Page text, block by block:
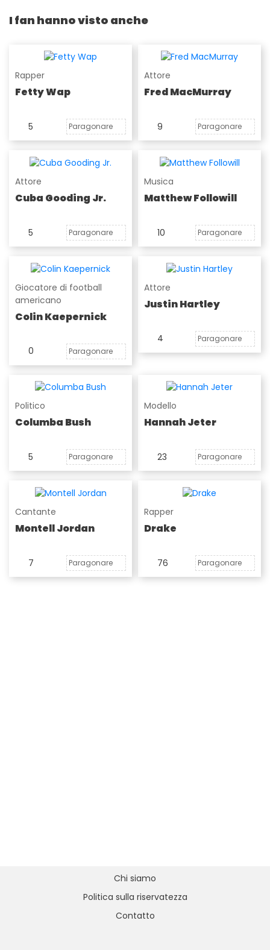
I fan hanno visto anche
Rapper
Fetty Wap
5 Paragonare
Attore
Fred MacMurray
9 Paragonare
Attore
Cuba Gooding Jr.
5 Paragonare
Musica
Matthew Followill
10 Paragonare
Giocatore di football
americano
Colin Kaepernick
0 Paragonare
Attore
Justin Hartley
4 Paragonare
Politico
Columba Bush
5 Paragonare
Modello
Hannah Jeter
23 Paragonare
Cantante
Montell Jordan
7 Paragonare
Rapper
Drake
76 Paragonare
Chi siamo
Politica sulla riservatezza
Contatto